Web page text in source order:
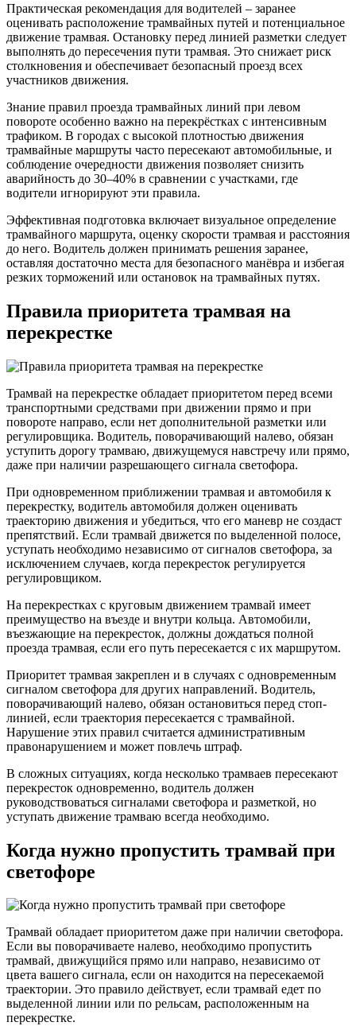
Практическая рекомендация для водителей – заранее
оценивать расположение трамвайных путей и потенциальное
движение трамвая. Остановку перед линией разметки следует
выполнять до пересечения пути трамвая. Это снижает риск
столкновения и обеспечивает безопасный проезд всех
участников движения.
Знание правил проезда трамвайных линий при левом
повороте особенно важно на перекрёстках с интенсивным
трафиком. В городах с высокой плотностью движения
трамвайные маршруты часто пересекают автомобильные, и
соблюдение очередности движения позволяет снизить
аварийность до 30–40% в сравнении с участками, где
водители игнорируют эти правила.
Эффективная подготовка включает визуальное определение
трамвайного маршрута, оценку скорости трамвая и расстояния
до него. Водитель должен принимать решения заранее,
оставляя достаточно места для безопасного манёвра и избегая
резких торможений или остановок на трамвайных путях.
Правила приоритета трамвая на
перекрестке
Трамвай на перекрестке обладает приоритетом перед всеми
транспортными средствами при движении прямо и при
повороте направо, если нет дополнительной разметки или
регулировщика. Водитель, поворачивающий налево, обязан
уступить дорогу трамваю, движущемуся навстречу или прямо,
даже при наличии разрешающего сигнала светофора.
При одновременном приближении трамвая и автомобиля к
перекрестку, водитель автомобиля должен оценивать
траекторию движения и убедиться, что его маневр не создаст
препятствий. Если трамвай движется по выделенной полосе,
уступать необходимо независимо от сигналов светофора, за
исключением случаев, когда перекресток регулируется
регулировщиком.
На перекрестках с круговым движением трамвай имеет
преимущество на въезде и внутри кольца. Автомобили,
въезжающие на перекресток, должны дождаться полной
проезда трамвая, если его путь пересекается с их маршрутом.
Приоритет трамвая закреплен и в случаях с одновременным
сигналом светофора для других направлений. Водитель,
поворачивающий налево, обязан остановиться перед стоп-
линией, если траектория пересекается с трамвайной.
Нарушение этих правил считается административным
правонарушением и может повлечь штраф.
В сложных ситуациях, когда несколько трамваев пересекают
перекресток одновременно, водитель должен
руководствоваться сигналами светофора и разметкой, но
уступать движение трамваю всегда необходимо.
Когда нужно пропустить трамвай при
светофоре
Трамвай обладает приоритетом даже при наличии светофора.
Если вы поворачиваете налево, необходимо пропустить
трамвай, движущийся прямо или направо, независимо от
цвета вашего сигнала, если он находится на пересекаемой
траектории. Это правило действует, если трамвай едет по
выделенной линии или по рельсам, расположенным на
перекрестке.